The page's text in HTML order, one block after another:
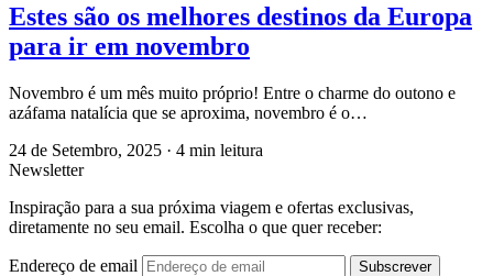
Estes são os melhores destinos da Europa
para ir em novembro
Novembro é um mês muito próprio! Entre o charme do outono e
azáfama natalícia que se aproxima, novembro é o…
24 de Setembro, 2025 · 4 min leitura
Newsletter
Inspiração para a sua próxima viagem e ofertas exclusivas,
diretamente no seu email. Escolha o que quer receber:
Endereço de email Subscrever